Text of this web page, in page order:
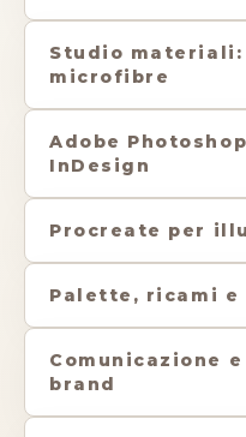
Studio
microfibre
Adobe
InDesign
Procreate per
Palette, ricami
Comunicazione
brand